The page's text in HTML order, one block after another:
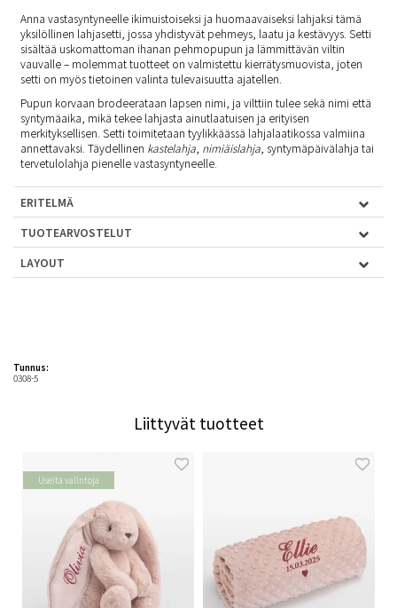
Anna vastasyntyneelle ikimuistoiseksi ja huomaavaiseksi lahjaksi tämä
yksilöllinen lahjasetti, jossa yhdistyvät pehmeys, laatu ja kestävyys. Setti
sisältää uskomattoman ihanan pehmopupun ja lämmittävän viltin
vauvalle – molemmat tuotteet on valmistettu kierrätysmuovista, joten
setti on myös tietoinen valinta tulevaisuutta ajatellen.
Pupun korvaan brodeerataan lapsen nimi, ja vilttiin tulee sekä nimi että
syntymäaika, mikä tekee lahjasta ainutlaatuisen ja erityisen
merkityksellisen. Setti toimitetaan tyylikkäässä lahjalaatikossa valmiina
annettavaksi. Täydellinen kastelahja nimiäislahja , syntymäpäivälahja tai
tervetulolahja pienelle vastasyntyneelle.
ERITELMÄ
TUOTEARVOSTELUT
LAYOUT
Tunnus:
0308-5
Liittyvät tuotteet
Useita valintoja